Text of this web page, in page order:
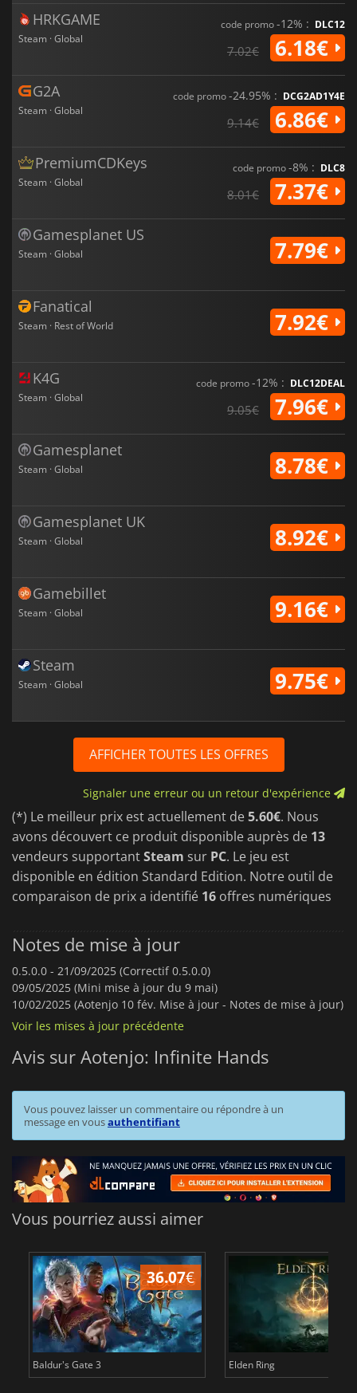
HRKGAME
Steam · Global
code promo-12% : DLC12
7.02€ 6.18€
G2A
Steam · Global
code promo-24.95% : DCG2AD1Y4E
9.14€ 6.86€
PremiumCDKeys
Steam · Global
code promo-8% : DLC8
8.01€ 7.37€
Gamesplanet US
Steam · Global 7.79€
Fanatical
Steam · Rest of World 7.92€
K4G
Steam · Global
code promo-12% : DLC12DEAL
9.05€ 7.96€
Gamesplanet
Steam · Global 8.78€
Gamesplanet UK
Steam · Global 8.92€
Gamebillet
Steam · Global 9.16€
Steam
Steam · Global 9.75€
AFFICHER TOUTES LES OFFRES
Signaler une erreur ou un retour d'expérience
(*) Le meilleur prix est actuellement de5.60€. Nous
avons découvert ce produit disponible auprès de 13
vendeurs supportantSteam sur PC. Le jeu est
disponible en édition Standard Edition. Notre outil de
comparaison de prix a identifié 16 offres numériques
Notes de mise à jour
0.5.0.0 - 21/09/2025 (Correctif 0.5.0.0)
09/05/2025 (Mini mise à jour du 9 mai)
10/02/2025 (Aotenjo 10 fév. Mise à jour - Notes de mise à jour)
Voir les mises à jour précédente
Avis sur Aotenjo: Infinite Hands
Vous pouvez laisser un commentaire ou répondre à un
message en vousauthentifiant
Vous pourriez aussi aimer
36.07€
Baldur's Gate 3 Elden Ring